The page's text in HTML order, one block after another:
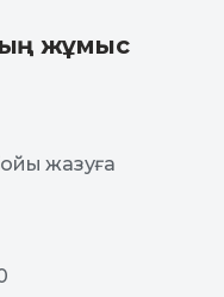
жұмыс
жазуға